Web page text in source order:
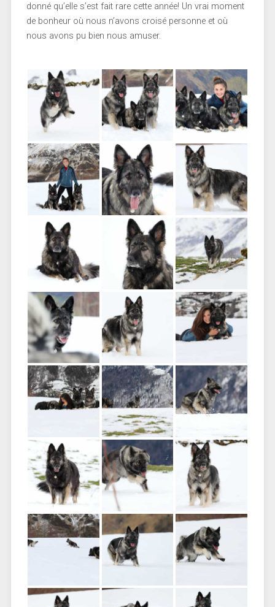
donné qu’elle s’est fait rare cette année! Un vrai moment
de bonheur où nous n’avons croisé personne et où
nous avons pu bien nous amuser.